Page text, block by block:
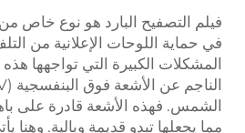
فيلم التصفيح البارد هو نوع خاص
في حماية اللوحات الإعلانية من
المشكلات الكبيرة التي تواجهها
الشمس. فهذه الأشعة قادرة على
مما يجعلها تبدو قديمة وبالية. وهنا